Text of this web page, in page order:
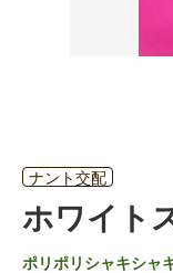
ナント交配
ホワイト
ポリポリシャキシャ